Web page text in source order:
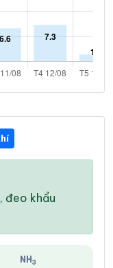
đeo khẩu
NH 3